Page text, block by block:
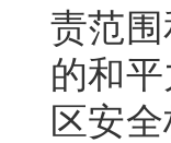
责范
的和
区安